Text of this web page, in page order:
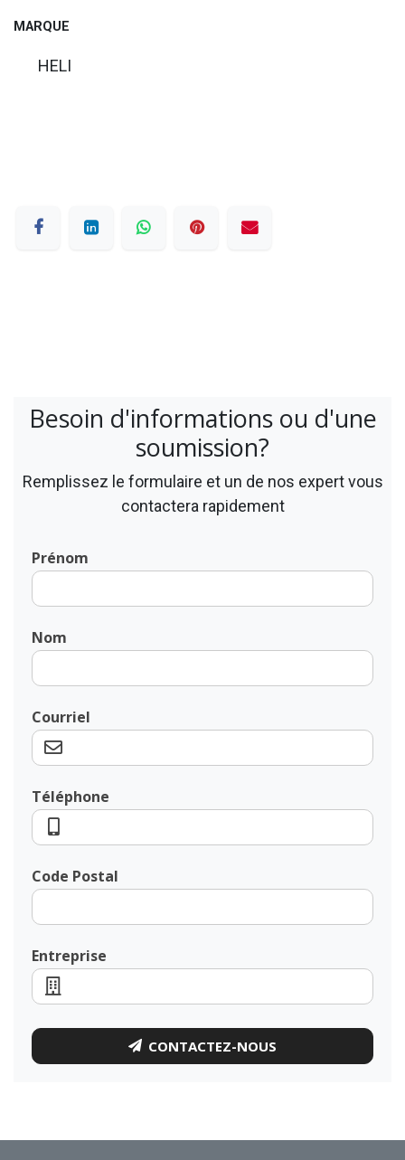
MARQUE
HELI
Besoin d'informations ou d'une
soumission?
Remplissez le formulaire et un de nos expert vous
contactera rapidement
Prénom
Nom
Courriel
Téléphone
Code Postal
Entreprise
CONTACTEZ-NOUS